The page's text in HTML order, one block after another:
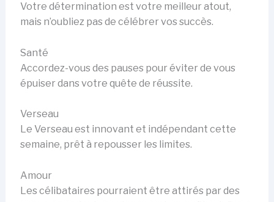
Votre détermination est votre meilleur atout,
mais n’oubliez pas de célébrer vos succès.
Santé
Accordez-vous des pauses pour éviter de vous
épuiser dans votre quête de réussite.
Verseau
Le Verseau est innovant et indépendant cette
semaine, prêt à repousser les limites.
Amour
Les célibataires pourraient être attirés par des